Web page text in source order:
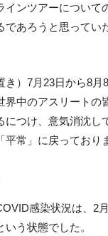
インツアーについ
であろうと思って
き）7月23日から8
中のアスリート
につけ、意気消沈
常」に戻っており
感染状況は、2
う状態でした。